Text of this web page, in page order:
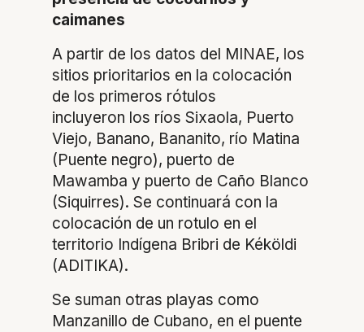
caimanes
A partir de los datos del MINAE, los
sitios prioritarios en la colocación
de los primeros rótulos
incluyeron los ríos Sixaola, Puerto
Viejo, Banano, Bananito, río Matina
(Puente negro), puerto de
Mawamba y puerto de Caño Blanco
(Siquirres). Se continuará con la
colocación de un rotulo en el
territorio Indígena Bribri de Kéköldi
(ADITIKA).
Se suman otras playas como
Manzanillo de Cubano, en el puente